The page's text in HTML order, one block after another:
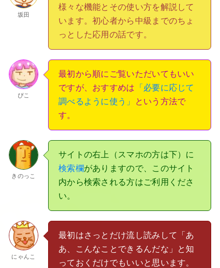
坂田
様々な機能とその使い方を解説して
います。初心者から中級までのちょ
っとした応用の話です。
ぴこ
最初から順にご覧いただいてもいい
ですが、おすすめは 「必要に応じて
調べるように使う」
という方法で
す。
きのっこ
サイトの右上（スマホの方は下）に
検索欄がありますので、このサイト
内から検索される方はご利用くださ
い。
にゃんこ
最初はさっとだけ流し読みして「あ
あ、こんなことできるんだな」と知
っておくだけでもいいと思います。